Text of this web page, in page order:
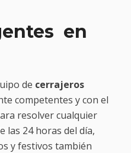
en
de cerrajeros
competentes y con el
resolver cualquier
las 24 horas del día,
y festivos también